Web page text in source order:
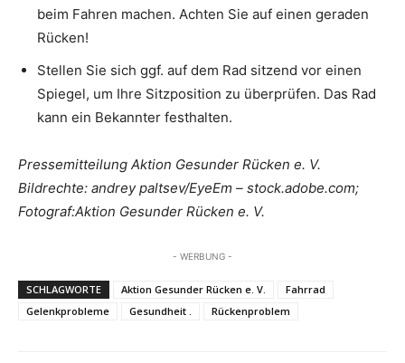
beim Fahren machen. Achten Sie auf einen geraden
Rücken!
Stellen Sie sich ggf. auf dem Rad sitzend vor einen
Spiegel, um Ihre Sitzposition zu überprüfen. Das Rad
kann ein Bekannter festhalten.
Pressemitteilung Aktion Gesunder Rücken e. V.
Bildrechte: andrey paltsev/EyeEm – stock.adobe.com;
Fotograf:Aktion Gesunder Rücken e. V.
- WERBUNG -
SCHLAGWORTE Aktion Gesunder Rücken e. V.
Fahrrad
Gelenkprobleme
Gesundheit . Rückenproblem